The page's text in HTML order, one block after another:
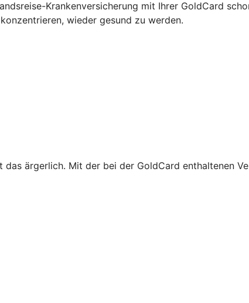
Krankenversicherung mit Ihrer GoldCard
wieder gesund zu werden.
ärgerlich. Mit der bei der GoldCard enthaltenen